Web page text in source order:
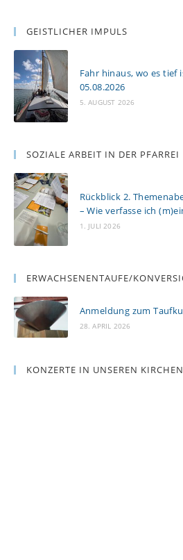
GEISTLICHER IMPULS
Fahr hinaus, wo es
05.08.2026
5. AUGUST 2026
SOZIALE ARBEIT IN DER PFARREI
Rückblick 2.
– Wie verfasse ich
1. JULI 2026
ERWACHSENENTAUFE/
Anmeldung zum
28. APRIL 2026
KONZERTE IN UNSEREN KIRCHEN